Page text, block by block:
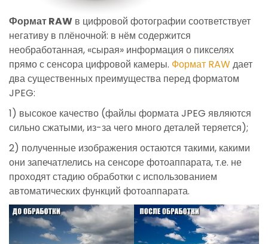
Формат RAW в цифровой фотографии соответствует
негативу в плёночной: в нём содержится
необработанная, «сырая» информация о пикселях
прямо с сенсора цифровой камеры. Формат RAWдает
два существенных преимущества перед форматом
JPEG:
1) высокое качество (файлы формата JPEG являются
сильно сжатыми, из-за чего много деталей теряется);
2) полученные изображения остаются такими, какими
они запечатлелись на сенсоре фотоаппарата, т.е. не
проходят стадию обработки с использованием
автоматических функций фотоаппарата.